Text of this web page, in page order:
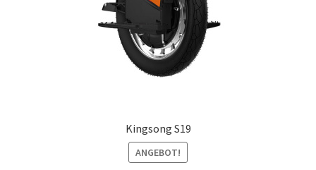
Kingsong S19
ANGEBOT!